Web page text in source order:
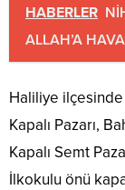
HABERLER
ALLAH’A
Haliliye ilçesinde
Kapalı Pazarı,
Kapalı Semt
İlkokulu önü